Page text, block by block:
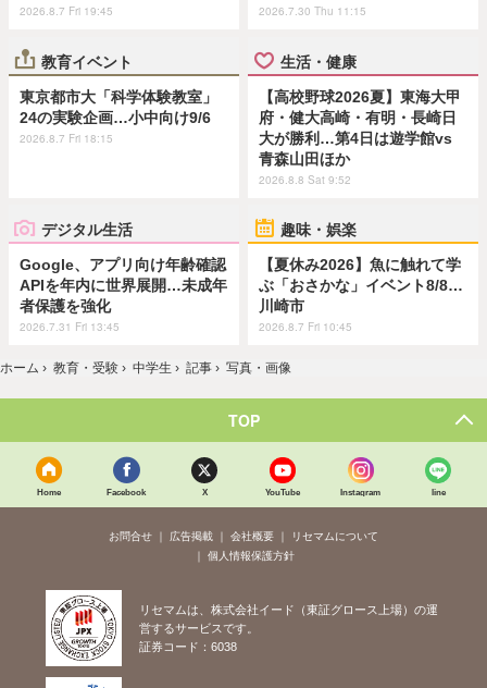
2026.8.7 Fri 19:45 2026.7.30 Thu 11:15
教育イベント
東京都市大「科学体験教室」
24の実験企画…小中向け9/6
2026.8.7 Fri 18:15
生活・健康
【高校野球2026夏】東海大甲
府・健大高崎・有明・長崎日
大が勝利…第4日は遊学館vs
青森山田ほか
2026.8.8 Sat 9:52
デジタル生活
Google、アプリ向け年齢確認
APIを年内に世界展開…未成年
者保護を強化
2026.7.31 Fri 13:45
趣味・娯楽
【夏休み2026】魚に触れて学
ぶ「おさかな」イベント8/8…
川崎市
2026.8.7 Fri 10:45
ホーム › 教育・受験 › 中学生 › 記事 › 写真・画像
TOP
Home Facebook X YouTube Instagram line
お問合せ 広告掲載 会社概要
リセマムについて
個人情報保護方針
リセマムは、株式会社イード（東証グロース上場）の運
営するサービスです。
証券コード：6038